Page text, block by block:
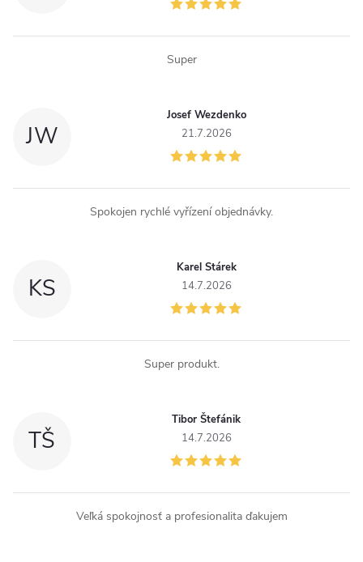
r
u
Super
JW
Josef Wezdenko
21.7.2026
Spokojen rychlé vyřízení objednávky.
KS
Karel Stárek
14.7.2026
Super produkt.
TŠ
Tibor Štefánik
14.7.2026
Veľká spokojnosť a profesionalita ďakujem